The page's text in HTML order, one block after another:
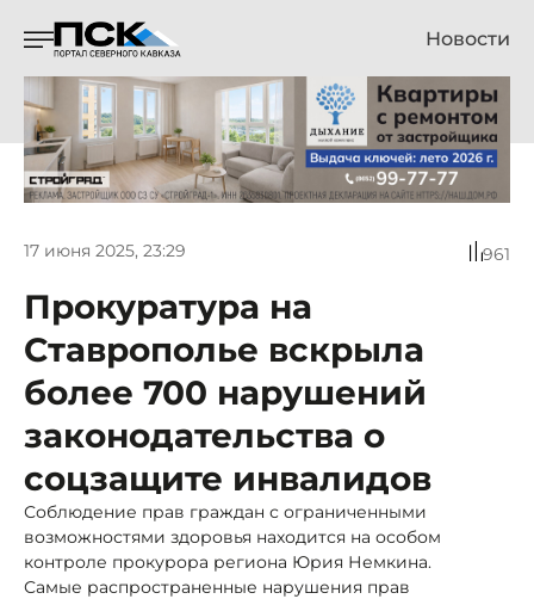
Новости
17 июня 2025, 23:29 961
Прокуратура на
Ставрополье вскрыла
более 700 нарушений
законодательства о
соцзащите инвалидов
Соблюдение прав граждан с ограниченными
возможностями здоровья находится на особом
контроле прокурора региона Юрия Немкина.
Самые распространенные нарушения прав